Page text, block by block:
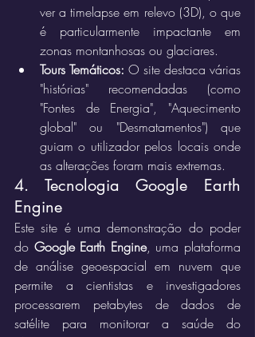
ver a timelapse em relevo (3D), o que
é particularmente impactante em
zonas montanhosas ou glaciares.
Tours Temáticos: O site destaca várias
"histórias" recomendadas (como
"Fontes de Energia", "Aquecimento
global" ou "Desmatamentos") que
guiam o utilizador pelos locais onde
as alterações foram mais extremas.
4. Tecnologia Google Earth
Engine
Este site é uma demonstração do poder
do Google Earth Engine, uma plataforma
de análise geoespacial em nuvem que
permite a cientistas e investigadores
processarem petabytes de dados de
satélite para monitorar a saúde do